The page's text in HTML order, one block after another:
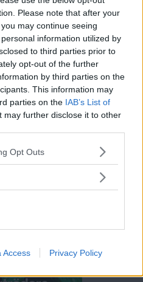
Please note that after your
may continue seeing
information utilized by
to third parties prior to
opt-out of the further
by third parties on the
This information may
parties on the IAB’s List of
may further disclose it to other
uses one or more Google
behaviour. You may click to
purposes in below Google
Opt Outs
Access Privacy Policy
dagstidning som
politisk styrning var inget
skulle definiera
och befogenheter, allt i
SJF,
för att
integriteten."